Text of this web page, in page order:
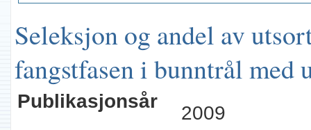
Seleksjon og andel av
fangstfasen i bunntrål med
Publikasjonsår
2009